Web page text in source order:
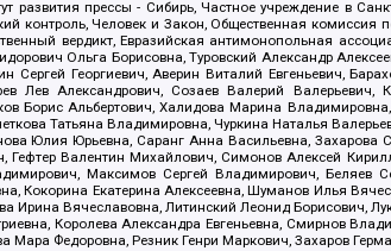
прессы - Сибирь, Частное учреждение в
контроль, Человек и Закон, Общественная комиссия
вердикт, Евразийская антимонопольная
Ольга Борисовна, Туровский Александр
Георгиевич, Аверин Виталий Евгеньевич,
Лев Александрович, Созаев Валерий Валерьевич,
Борис Альбертович, Халидова Марина
Татьяна Владимировна, Чуркина Наталья
Юлия Юрьевна, Саранг Анна Васильевна, Захарова
Валентин Михайлович, Симонов Алексей
Максимов Сергей Владимирович, Беляев
Кокорина Екатерина Алексеевна, Шуманов Илья
Вячеславовна, Литинский Леонид Борисович,
Королева Александра Евгеньевна, Смирнов
Федоровна, Резник Генри Маркович, Захаров